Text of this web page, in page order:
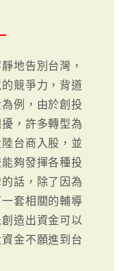
地告別台灣，
競爭力，背道
例，由於創投
，許多轉型為
台商入股，並
夠發揮各種投
話，除了因為
套相關的輔導
造出資金可以
金不願進到台